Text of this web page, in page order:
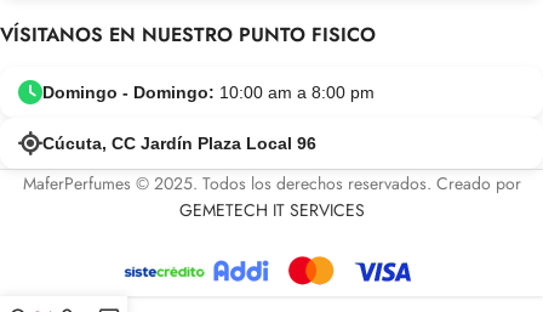
VÍSITANOS EN NUESTRO PUNTO FISICO
Domingo - Domingo: 10:00 am a 8:00 pm
Cúcuta, CC Jardín Plaza Local 96
MaferPerfumes © 2025. Todos los derechos reservados. Creado por
GEMETECH IT SERVICES